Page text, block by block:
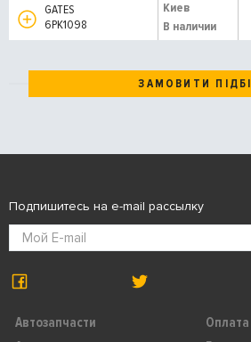
GATES
6PK1098
Киев
В наличии
ЗАМОВИТИ
Автозапчасти
Оплата
Подпишитесь на e-mail рассылку